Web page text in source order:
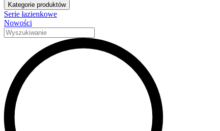
Kategorie produktów
Serie łazienkowe
Nowości